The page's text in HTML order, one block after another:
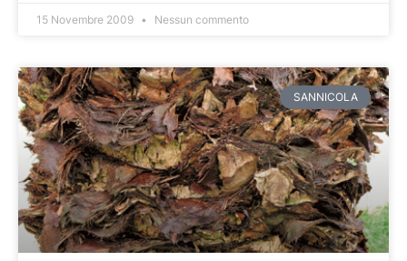
15 Novembre 2009 Nessun commento
SANNICOLA